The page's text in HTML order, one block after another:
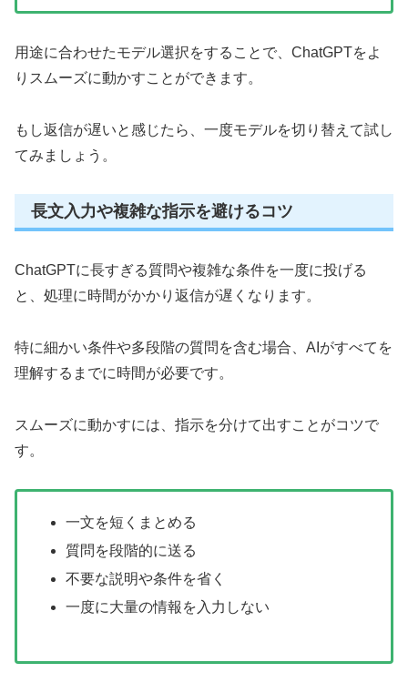
用途に合わせたモデル選択をすることで、ChatGPTをよ
りスムーズに動かすことができます。
もし返信が遅いと感じたら、一度モデルを切り替えて試し
てみましょう。
長文入力や複雑な指示を避けるコツ
ChatGPTに長すぎる質問や複雑な条件を一度に投げる
と、処理に時間がかかり返信が遅くなります。
特に細かい条件や多段階の質問を含む場合、AIがすべてを
理解するまでに時間が必要です。
スムーズに動かすには、指示を分けて出すことがコツで
す。
一文を短くまとめる
質問を段階的に送る
不要な説明や条件を省く
一度に大量の情報を入力しない